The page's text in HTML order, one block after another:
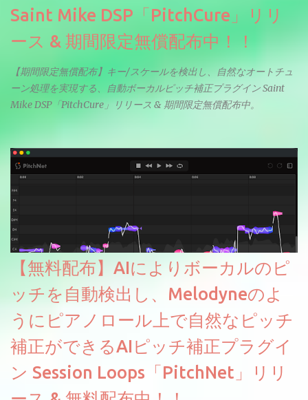
Saint Mike DSP「PitchCure」リリ
ース & 期間限定無償配布中！！
【期間限定無償配布】キー/スケールを検出し、自然なオートチュ
ーン処理を実現する、自動ボーカルピッチ補正プラグイン Saint
Mike DSP「PitchCure」リリース & 期間限定無償配布中。
【無料配布】AIによりボーカルのピ
ッチを自動検出し、Melodyneのよ
うにピアノロール上で自然なピッチ
補正ができるAIピッチ補正プラグイ
ン Session Loops「PitchNet」リリ